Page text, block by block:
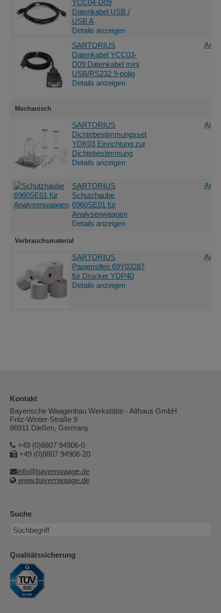
YCC04-D09
Datenkabel USB /
USB A
Details anzeigen
SARTORIUS
Datenkabel YCC03-
D09 Datenkabel mini
USB/RS232 9-polig
Details anzeigen
Mechanisch
SARTORIUS
Dichtebestimmungsset
YDK03 Einrichtung zur
Dichtebestimmung
Details anzeigen
SARTORIUS
Schutzhaube
6960SE01 für
Analysenwaagen
Details anzeigen
Verbrauchsmaterial
SARTORIUS
Papierrollen 69Y03287
für Drucker YDP40
Details anzeigen
Kontakt
Bayerische Waagenbau Werkstätte - Althaus GmbH
Fritz-Winter-Straße 9
86911 Dießen, Germany
+49 (0)8807 94906-0
+49 (0)8807 94906-20
info@bayernwaage.de
www.bayernwaage.de
Suche
Qualitätssicherung